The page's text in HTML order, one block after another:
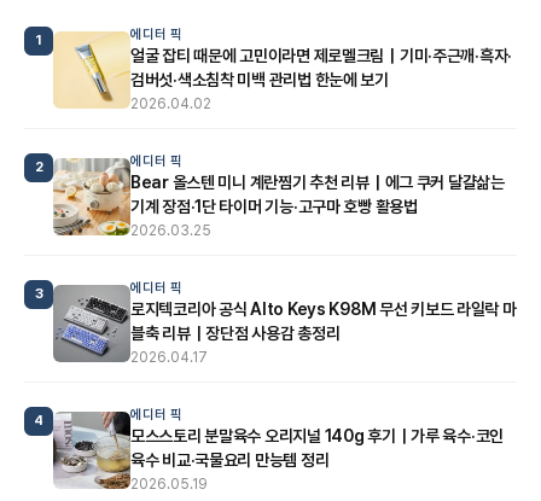
1 에디터 픽
얼굴 잡티 때문에 고민이라면 제로멜크림｜기미·주근깨·흑자·
검버섯·색소침착 미백 관리법 한눈에 보기
2026.04.02
2 에디터 픽
Bear 올스텐 미니 계란찜기 추천 리뷰｜에그 쿠커 달걀삶는
기계 장점·1단 타이머 기능·고구마 호빵 활용법
2026.03.25
3 에디터 픽
로지텍코리아 공식 Alto Keys K98M 무선 키보드 라일락 마
블축 리뷰｜장단점 사용감 총정리
2026.04.17
4 에디터 픽
모스스토리 분말육수 오리지널 140g 후기｜가루 육수·코인
육수 비교·국물요리 만능템 정리
2026.05.19